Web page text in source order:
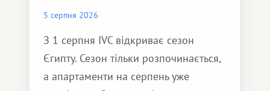
5 серпня 2026
З 1 серпня IVC відкриває сезон
Єгипту. Сезон тільки розпочинається,
а апартаменти на серпень уже